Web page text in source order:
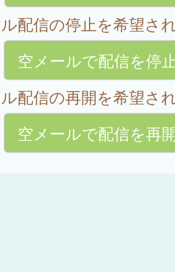
配信の停止を希望さ
空メールで配信を停
配信の再開を希望さ
空メールで配信を再